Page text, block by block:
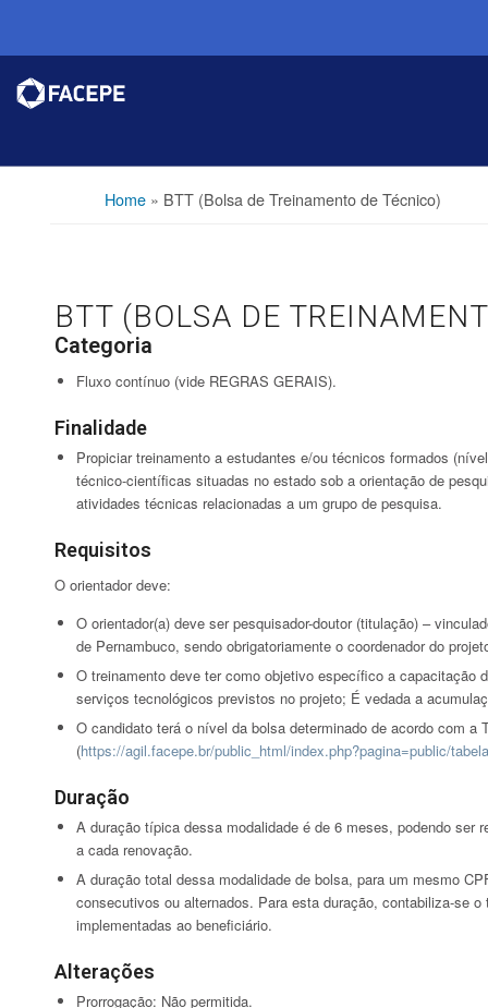
Home» BTT (Bolsa de Treinamento de Técnico)
BTT (BOLSA DE
Categoria
Fluxo contínuo (vide REGRAS GERAIS).
Finalidade
Propiciar treinamento a estudantes e/ou técnicos formados
técnico-científicas situadas no estado sob a orientação de
atividades técnicas relacionadas a um grupo de pesquisa.
Requisitos
O orientador deve:
O orientador(a) deve ser pesquisador-doutor (titulação) –
de Pernambuco, sendo obrigatoriamente o coordenador do
O treinamento deve ter como objetivo específico a capacitação
serviços tecnológicos previstos no projeto; É vedada a
O candidato terá o nível da bolsa determinado de acordo com a
(https://agil.facepe.br/public_html/index.php?pagina=public/
Duração
A duração típica dessa modalidade é de 6 meses, podendo ser
a cada renovação.
A duração total dessa modalidade de bolsa, para um mesmo
consecutivos ou alternados. Para esta duração, contabiliza-se
implementadas ao beneficiário.
Alterações
Prorrogação: Não permitida.